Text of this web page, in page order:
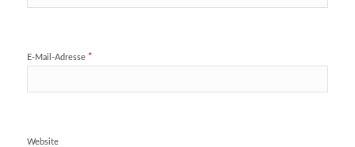
E-Mail-Adresse *
Website